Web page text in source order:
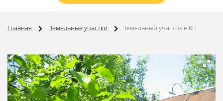
Главная Земельные участки Земельный участок в КП